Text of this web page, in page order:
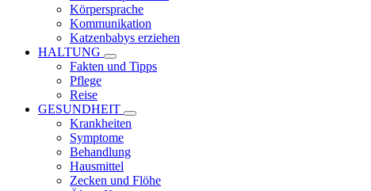
Körpersprache
Kommunikation
Katzenbabys erziehen
HALTUNG
Fakten und Tipps
Pflege
Reise
GESUNDHEIT
Krankheiten
Symptome
Behandlung
Hausmittel
Zecken und Flöhe